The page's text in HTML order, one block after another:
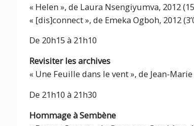
« Helen », de Laura Nsengiyumva, 2012
« [dis]connect », de Emeka Ogboh, 2012
De 20h15 à 21h10
Revisiter les archives
« Une Feuille dans le vent », de Jean-Marie
De 21h10 à 21h30
Hommage à Sembène